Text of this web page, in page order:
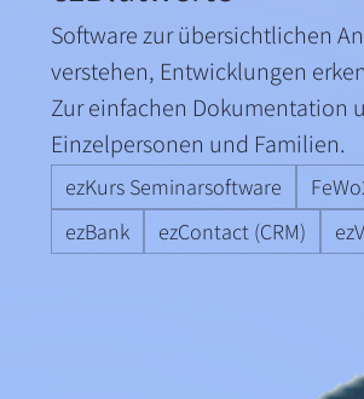
Software zur übersichtlichen
verstehen, Entwicklungen
Zur einfachen Dokumentation
Einzelpersonen und Familien.
ezKurs Seminarsoftware
ezBank
ezContact (CRM)